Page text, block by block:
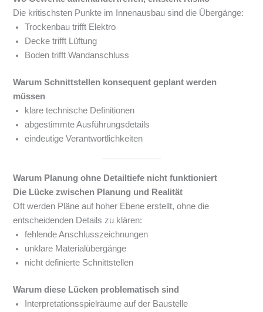
Die kritischsten Punkte im Innenausbau sind die Übergänge:
Trockenbau trifft Elektro
Decke trifft Lüftung
Boden trifft Wandanschluss
Warum Schnittstellen konsequent geplant werden
müssen
klare technische Definitionen
abgestimmte Ausführungsdetails
eindeutige Verantwortlichkeiten
Warum Planung ohne Detailtiefe nicht funktioniert
Die Lücke zwischen Planung und Realität
Oft werden Pläne auf hoher Ebene erstellt, ohne die
entscheidenden Details zu klären:
fehlende Anschlusszeichnungen
unklare Materialübergänge
nicht definierte Schnittstellen
Warum diese Lücken problematisch sind
Interpretationsspielräume auf der Baustelle